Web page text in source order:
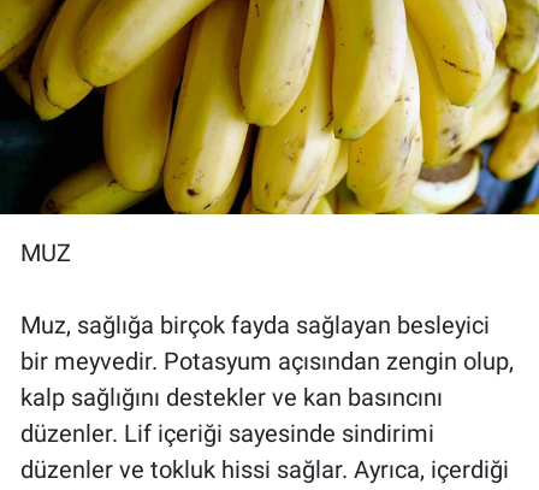
MUZ
Muz, sağlığa birçok fayda sağlayan besleyici
bir meyvedir. Potasyum açısından zengin olup,
kalp sağlığını destekler ve kan basıncını
düzenler. Lif içeriği sayesinde sindirimi
düzenler ve tokluk hissi sağlar. Ayrıca, içerdiği